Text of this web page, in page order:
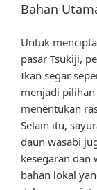
Bahan
Untuk
pasar Tsukiji,
Ikan segar
menjadi
menentukan
Selain itu,
daun wasabi
kesegaran dan
bahan lokal